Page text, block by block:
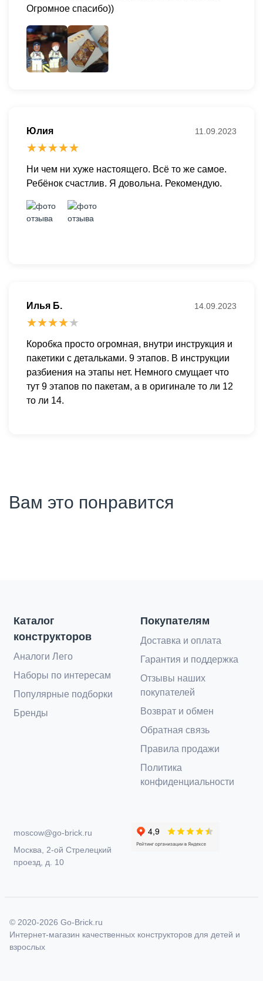
Огромное спасибо))
Юлия 11.09.2023
Ни чем ни хуже настоящего. Всё то же самое.
Ребёнок счастлив. Я довольна. Рекомендую.
Илья Б. 14.09.2023
Коробка просто огромная, внутри инструкция и
пакетики с детальками. 9 этапов. В инструкции
разбиения на этапы нет. Немного смущает что
тут 9 этапов по пакетам, а в оригинале то ли 12
то ли 14.
Вам это понравится
Каталог
конструкторов
Аналоги Лего
Наборы по интересам
Популярные подборки
Бренды
Покупателям
Доставка и оплата
Гарантия и поддержка
Отзывы наших
покупателей
Возврат и обмен
Обратная связь
Правила продажи
Политика
конфиденциальности
moscow@go-brick.ru
Москва, 2-ой Стрелецкий
проезд, д. 10
© 2020-2026 Go-Brick.ru
Интернет-магазин качественных конструкторов для детей и
взрослых